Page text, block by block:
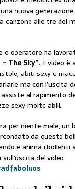
nuova
alle tre del
e operatore ha
– The Sky”. Il video è
abiti sexy e
ma con
al rapimento
sexy molto abili.
per niente male, un
da queste
e anima i bollenti
del video